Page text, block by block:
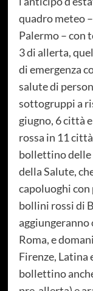
quadro meteo
Palermo – con
3 di allerta,
di emergenza
salute di
sottogruppi a
giugno, 6 città
rossa in 11
bollettino delle
della Salute,
capoluoghi con
bollini rossi di
aggiungeranno
Roma, e
Firenze, Latina
bollettino